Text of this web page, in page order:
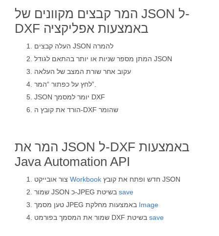
המר קבצים מקוונים של JSON ל-
DXF באמצעות אפליקציה
העלה קבצים JSON להמרה
המתן מספר שניות או יותר בהתאם לגודל JSON
עקוב אחר שורת המצב של העלאה
לחץ על כפתור “המר”.
JSON יומר למסמך DXF
הורד את קובץ ה-DXF שהומר
המר את JSON ל-DXF באמצעות
Java Automation API
Workbook
חדש ופתח את קובץ JSON
save
Image
save